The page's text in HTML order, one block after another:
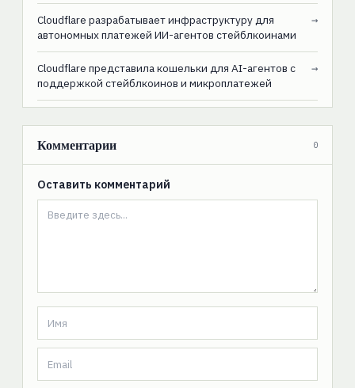
Cloudflare разрабатывает инфраструктуру для
автономных платежей ИИ-агентов стейблкоинами
→
Cloudflare представила кошельки для AI-агентов с
поддержкой стейблкоинов и микроплатежей
→
Комментарии 0
Оставить комментарий